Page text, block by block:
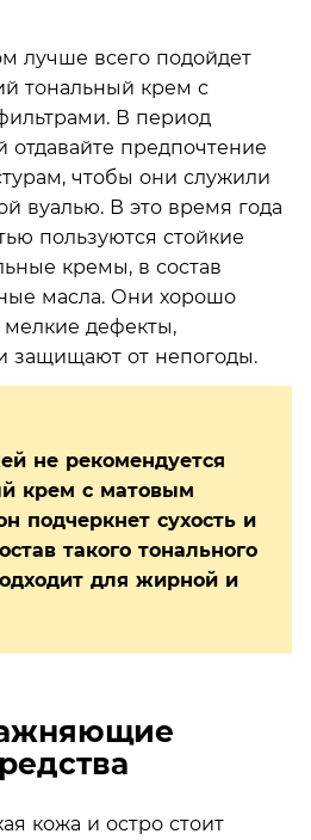
лучше всего подойдет
тональный крем с
В период
предпочтение
чтобы они служили
вуалью. В это время года
пользуются стойкие
кремы, в состав
масла. Они хорошо
дефекты,
защищают от непогоды.
не рекомендуется
крем с матовым
подчеркнет сухость и
такого тонального
для жирной и
кожа и остро стоит